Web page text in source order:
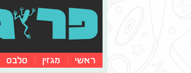
ראשי מגזין סלבס